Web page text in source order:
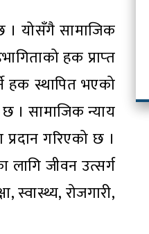
। योसँगै सामाजिक
हक प्राप्‍त
हक स्थापित भएको
। सामाजिक न्याय
प्रदान गरिएको छ ।
लागि जीवन उत्सर्ग
स्वास्थ्य, रोजगारी,